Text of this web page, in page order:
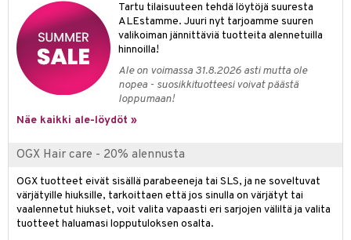
Tartu tilaisuuteen tehdä löytöjä suuresta
ALEstamme. Juuri nyt tarjoamme suuren
valikoiman jännittäviä tuotteita alennetuilla
hinnoilla!
Ale on voimassa 31.8.2026 asti mutta ole
nopea - suosikkituotteesi voivat päästä
loppumaan!
Näe kaikki ale-löydöt »
OGX Hair care - 20% alennusta
OGX tuotteet eivät sisällä parabeeneja tai SLS, ja ne soveltuvat
värjätyille hiuksille, tarkoittaen että jos sinulla on värjätyt tai
vaalennetut hiukset, voit valita vapaasti eri sarjojen väliltä ja valita
tuotteet haluamasi lopputuloksen osalta.
iho
iho
Päivävoide
hoito
/ Kajaali
&
Set
tuotteet
hoito
poisto
hoito
& saippuat
tuotteet
shave balm
shave lotion
de cologne
de toilette
tuotteet
poisto
hoito
& saippuat
1: Puhdistus
& vastauksia